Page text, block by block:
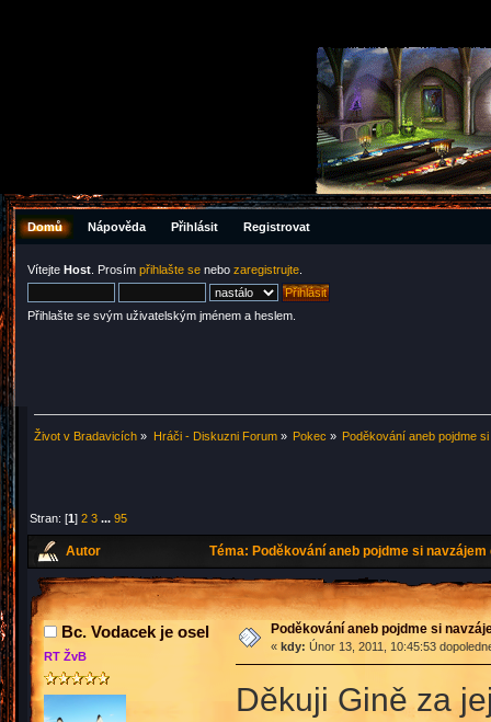
Domů Nápověda Přihlásit Registrovat
Vítejte Host . Prosím přihlašte se nebo zaregistrujte
Přihlašte se svým uživatelským jménem a heslem.
Život v Bradavicích » Hráči - Diskuzni Forum» Pokec » Poděkování aneb pojdme
Stran: [1]2 3 ...95
Autor Téma: Poděkování aneb pojdme si
Bc. Vodacek je osel
RT ŽvB
Poděkování aneb pojdme si
« kdy: Únor 13, 2011, 10:45:53
Děkuji Gině za